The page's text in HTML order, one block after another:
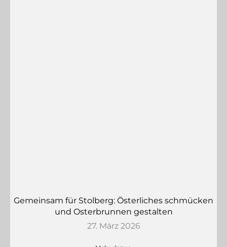
Gemeinsam für Stolberg: Österliches schmücken
und Osterbrunnen gestalten
27. März 2026